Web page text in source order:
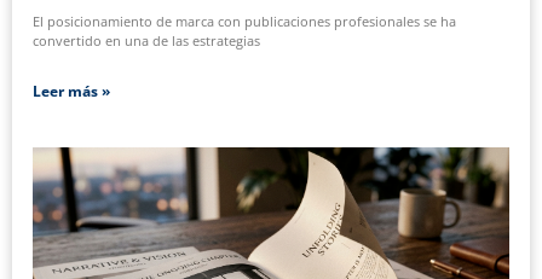
El posicionamiento de marca con publicaciones profesionales se ha
convertido en una de las estrategias
Leer más »